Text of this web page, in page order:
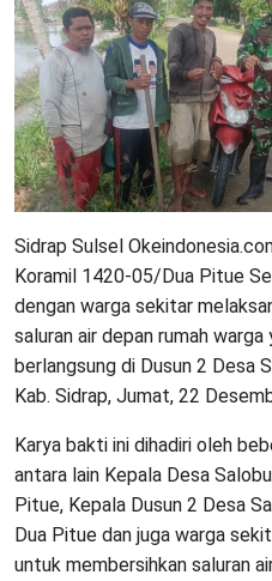
Sidrap Sulsel
Koramil 1420-05/Dua Pitue
dengan warga sekitar
saluran air depan rumah
berlangsung di Dusun 2 Desa
Kab. Sidrap, Jumat, 22
Karya bakti ini dihadiri oleh
antara lain Kepala Desa
Pitue, Kepala Dusun 2 Desa
Dua Pitue dan juga warga
untuk membersihkan saluran